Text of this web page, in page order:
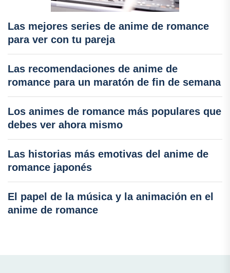
Las mejores series de anime de romance
para ver con tu pareja
Las recomendaciones de anime de
romance para un maratón de fin de semana
Los animes de romance más populares que
debes ver ahora mismo
Las historias más emotivas del anime de
romance japonés
El papel de la música y la animación en el
anime de romance